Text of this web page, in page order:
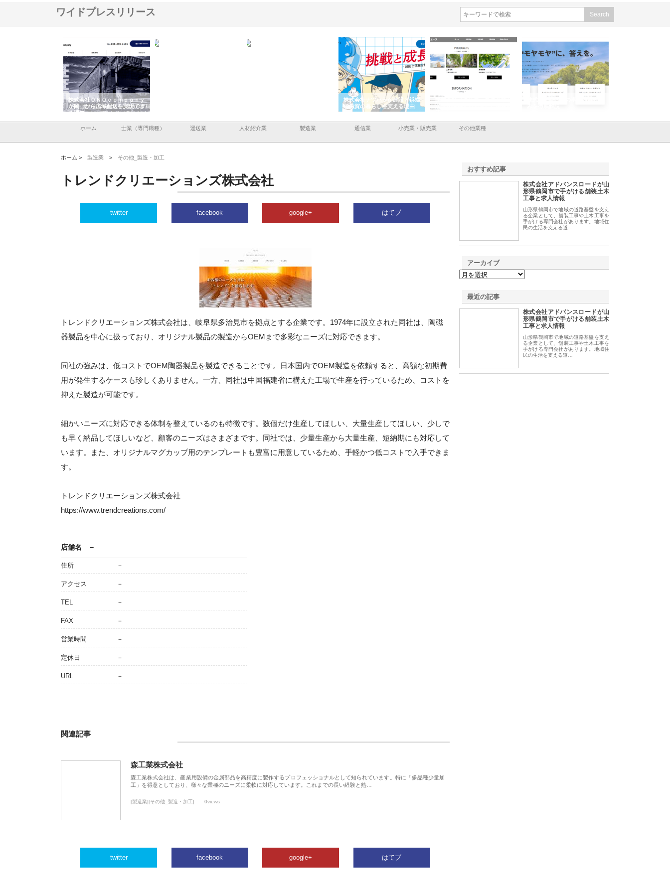
ワイドプレスリリース
株式会社ＯＮＯｃｏｍｐａｎｙ
が岡山から広域配送を実現でき
る理由
株式会社ナツハラが建設と鋲螺
で滋賀の暮らしを支える理由
イトが提供する充実した情報内
株式会社ＣＳＡの事業内容と強
ホーム 士業（専門職種） 運送業 人材紹介業 製造業 通信業 小売業・販売業 その他業種
ホーム > 製造業 > その他_製造・加工
トレンドクリエーションズ株式会社
twitter facebook google+ はてブ
トレンドクリエーションズ株式会社は、岐阜県多治見市を拠点とする企業です。1974年に設立された同社は、陶磁
器製品を中心に扱っており、オリジナル製品の製造からOEMまで多彩なニーズに対応できます。
同社の強みは、低コストでOEM陶器製品を製造できることです。日本国内でOEM製造を依頼すると、高額な初期費
用が発生するケースも珍しくありません。一方、同社は中国福建省に構えた工場で生産を行っているため、コストを
抑えた製造が可能です。
細かいニーズに対応できる体制を整えているのも特徴です。数個だけ生産してほしい、大量生産してほしい、少しで
も早く納品してほしいなど、顧客のニーズはさまざまです。同社では、少量生産から大量生産、短納期にも対応して
います。また、オリジナルマグカップ用のテンプレートも豊富に用意しているため、手軽かつ低コストで入手できま
す。
トレンドクリエーションズ株式会社
https://www.trendcreations.com/
店舗名 －
住所 －
アクセス －
TEL －
FAX －
営業時間 －
定休日 －
URL －
関連記事
森工業株式会社
森工業株式会社は、産業用設備の金属部品を高精度に製作するプロフェッショナルとして知られています。特に「多品種少量加
工」を得意としており、様々な業種のニーズに柔軟に対応しています。これまでの長い経験と熟…
[製造業][その他_製造・加工] 0views
twitter facebook google+ はてブ
おすすめ記事
株式会社アドバンスロードが山
形県鶴岡市で手がける舗装土木
工事と求人情報
山形県鶴岡市で地域の道路基盤を支え
る企業として、舗装工事や土木工事を
手がける専門会社があります。地域住
民の生活を支える道…
アーカイブ
最近の記事
株式会社アドバンスロードが山
形県鶴岡市で手がける舗装土木
工事と求人情報
山形県鶴岡市で地域の道路基盤を支え
る企業として、舗装工事や土木工事を
手がける専門会社があります。地域住
民の生活を支える道…